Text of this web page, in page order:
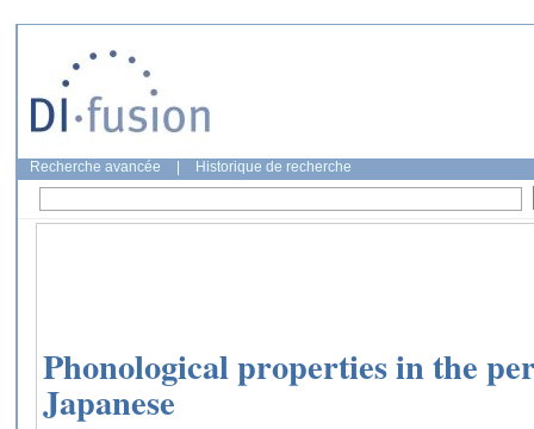
Recherche avancée Historique de recherche
Phonological properties in the
Japanese